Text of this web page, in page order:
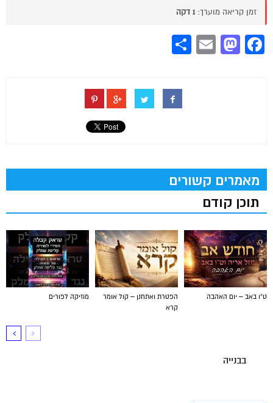
זמן קריאה מוערך: 1 דקה
Facebook
Mastodon
Email
מאמרים קשורים
תוכן קודם
מוזיקה לפורים
הפטרת ואתחנן – קול אומר
קרא
ט"ו באב – יום האהבה
בבנייה